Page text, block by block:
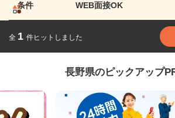
条件 WEB面接OK
全 1 件ヒットしました
長野県のピックアップ